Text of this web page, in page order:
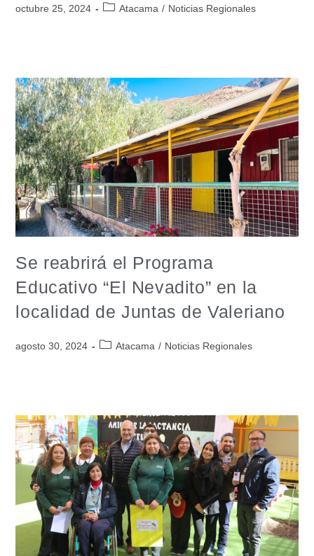
octubre 25, 2024 Atacama / Noticias Regionales
Se reabrirá el Programa
Educativo “El Nevadito” en la
localidad de Juntas de Valeriano
agosto 30, 2024 Atacama / Noticias Regionales